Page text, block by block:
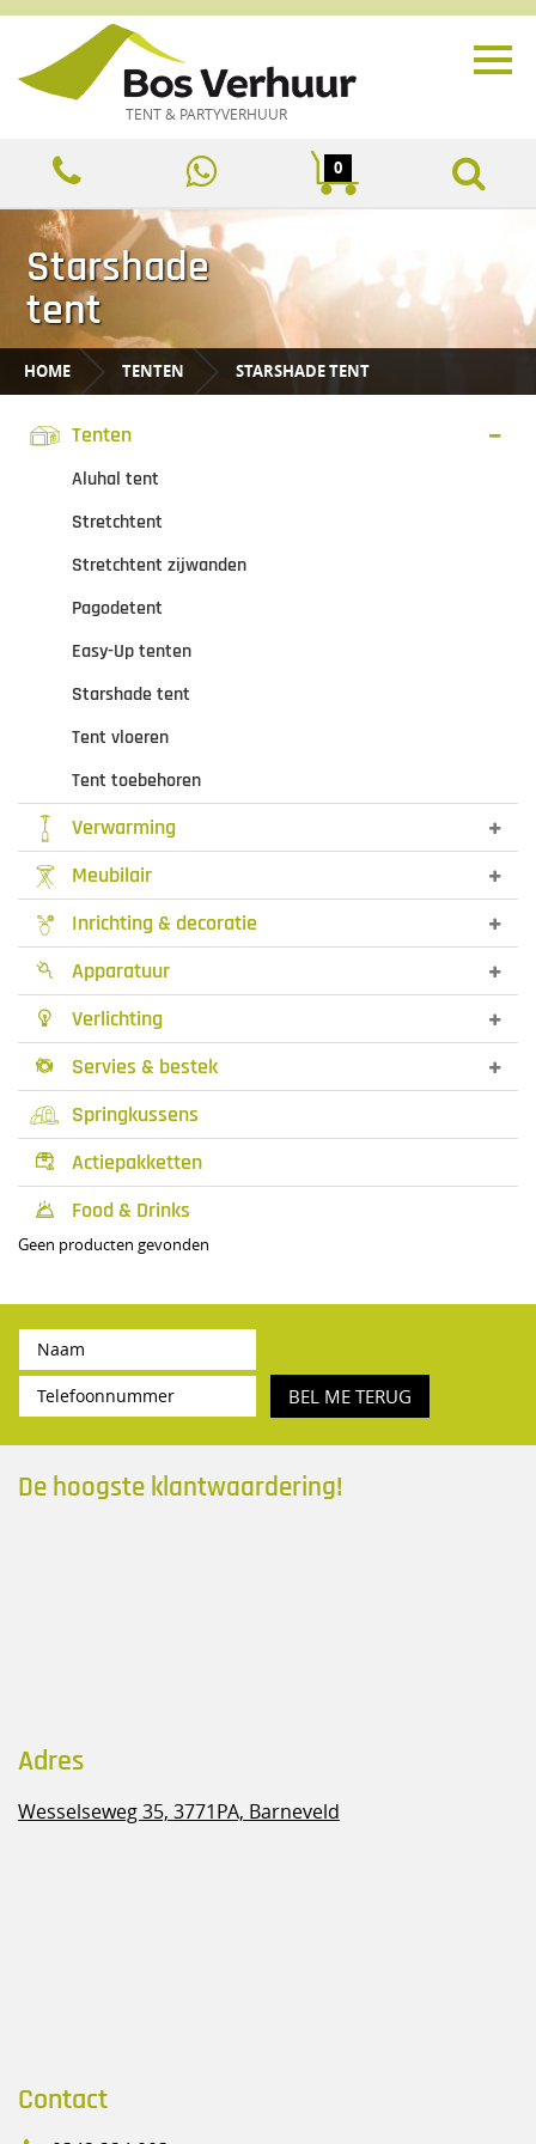
TENT & PARTYVERHUUR
0
Starshade
tent
HOME TENTEN STARSHADE TENT
Tenten
Aluhal tent
Stretchtent
Stretchtent zijwanden
Pagodetent
Easy-Up tenten
Starshade tent
Tent vloeren
Tent toebehoren
Verwarming
Meubilair
Inrichting & decoratie
 Apparatuur
 Verlichting

Servies & bestek
Springkussens
 Actiepakketten
 Food & Drinks
Geen producten gevonden
BEL ME TERUG
De hoogste klantwaardering!
Adres
Wesselseweg 35, 3771PA, Barneveld
Contact